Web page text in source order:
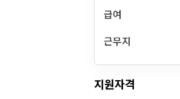
급여
근무지
지원자격